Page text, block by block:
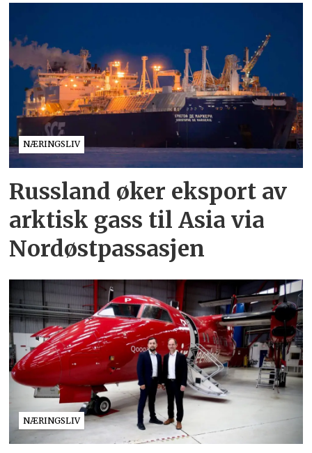
NÆRINGSLIV
Russland øker eksport av
arktisk gass til Asia via
Nordøstpassasjen
NÆRINGSLIV